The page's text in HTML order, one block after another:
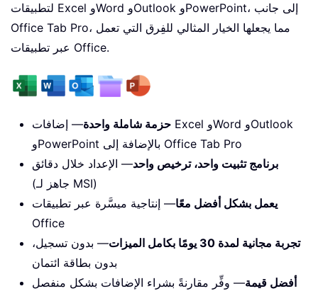
لتطبيقات Excel وWord وOutlook وPowerPoint، إلى جانب
Office Tab Pro، مما يجعلها الخيار المثالي للفِرق التي تعمل
عبر تطبيقات Office.
حزمة شاملة واحدة— إضافات Excel وWord وOutlook
وPowerPoint بالإضافة إلى Office Tab Pro
برنامج تثبيت واحد، ترخيص واحد— الإعداد خلال دقائق
(جاهز لـ MSI)
يعمل بشكل أفضل معًا— إنتاجية ميسَّرة عبر تطبيقات
Office
تجربة مجانية لمدة 30 يومًا بكامل الميزات
— بدون تسجيل،
بدون بطاقة ائتمان
أفضل قيمة— وفِّر مقارنةً بشراء الإضافات بشكل منفصل